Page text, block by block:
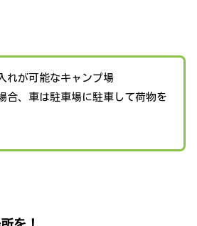
れが可能なキャンプ場
合、車は駐車場に駐車して荷物を